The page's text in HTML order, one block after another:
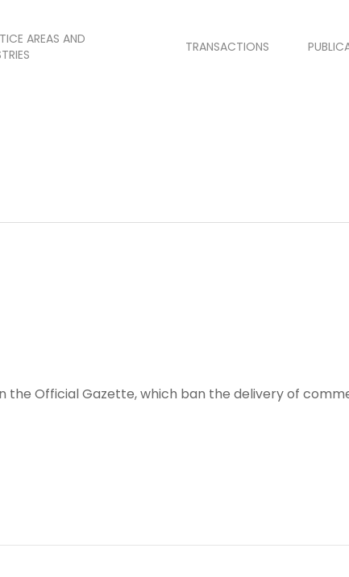
AREAS AND
TRANSACTIONS
in the Official Gazette, which ban the delivery of